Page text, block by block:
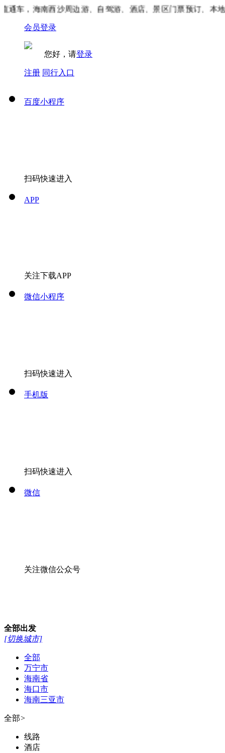
车，海南西沙周边游、自驾游、酒店、景区门票预订、本地
会员登录
您好，请登录
注册 同行入口
百度小程序
扫码快速进入
APP
关注下载APP
微信小程序
扫码快速进入
手机版
扫码快速进入
微信
关注微信公众号
全部出发
[切换城市]
全部
万宁市
海南省
海口市
海南三亚市
全部>
线路
酒店